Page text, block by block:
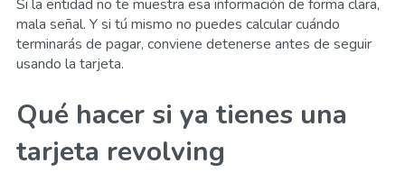
Si la entidad no te muestra esa información de forma clara,
mala señal. Y si tú mismo no puedes calcular cuándo
terminarás de pagar, conviene detenerse antes de seguir
usando la tarjeta.
Qué hacer si ya tienes una
tarjeta revolving